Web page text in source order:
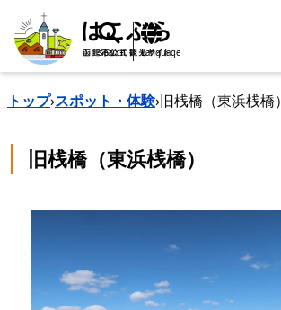
search Language
トップ›スポット・体験›旧桟橋（東浜桟橋）
旧桟橋（東浜桟橋）